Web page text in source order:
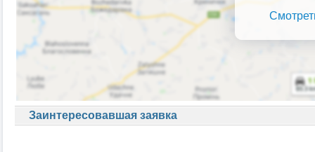
Заинтересовавшая заявка